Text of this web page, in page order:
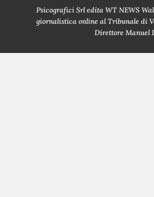
Psicografici Srl edita WT NEWS
giornalistica online al Tribunale di
Direttore Manuel